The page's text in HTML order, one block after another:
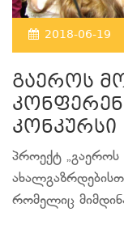
2018-06-19
გაეროს
კონკურსი
პროექტ
რომელიც